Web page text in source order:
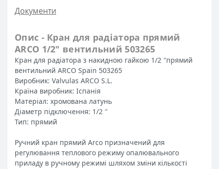
Документи
Опис - Кран для радіатора прямий
ARCO 1/2″ вентильний 503265
Кран для радіатора з накидною гайкою 1/2 ″прямий
вентильний ARCO Spain 503265
Виробник: Valvulas ARCO S.L.
Країна виробник: Іспанія
Матеріал: хромована латунь
Діаметр підключення: 1/2 ″
Тип: прямий
Ручний кран прямий Arco призначений для
регулювання теплового режиму опалювального
приладу в ручному режимі шляхом зміни кількості